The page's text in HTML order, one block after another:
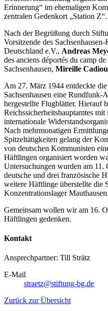
Erinnerung“ im ehemaligen
zentralen Gedenkort „Station Z“.
Nach der Begrüßung durch
Vorsitzende des
Deutschland e.V., Andreas
des anciens déportés du camp
Sachsenhausen, Mireille Cadiou
Am 27. März 1944 entdeckte
Sachsenhausen eine Rundfunk-
hergestellte Flugblätter. Hierauf
Reichssicherheitshauptamtes
internationale
Nach mehrmonatigen
Spitzeltätigkeiten gelang der
von deutschen Kommunisten
Häftlingen organisiert worden
Untersuchungen wurden am
deutsche und drei französische
weitere Häftlinge überstellte die
Konzentrationslager Mauthausen.
Gemeinsam wollen wir am 16.
Häftlingen gedenken.
Kontakt
Ansprechpartner: Till Strätz
E-Mail
straetz@stiftung-bg.de
Zurück zur Übersicht